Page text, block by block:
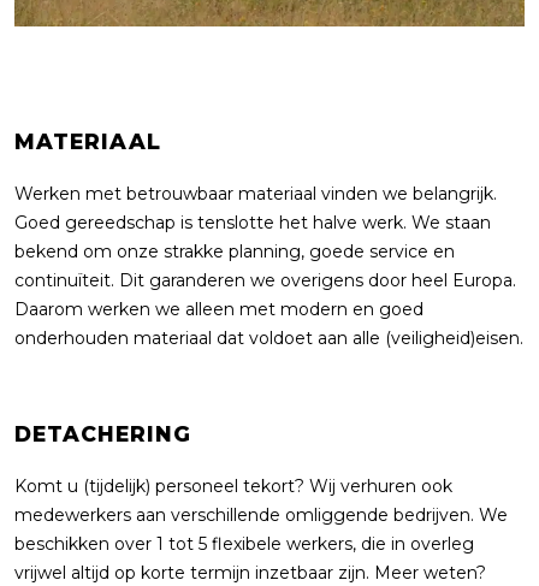
MATERIAAL
Werken met betrouwbaar materiaal vinden we belangrijk.
Goed gereedschap is tenslotte het halve werk. We staan
bekend om onze strakke planning, goede service en
continuïteit. Dit garanderen we overigens door heel Europa.
Daarom werken we alleen met modern en goed
onderhouden materiaal dat voldoet aan alle (veiligheid)eisen.
DETACHERING
Komt u (tijdelijk) personeel tekort? Wij verhuren ook
medewerkers aan verschillende omliggende bedrijven. We
beschikken over 1 tot 5 flexibele werkers, die in overleg
vrijwel altijd op korte termijn inzetbaar zijn. Meer weten?